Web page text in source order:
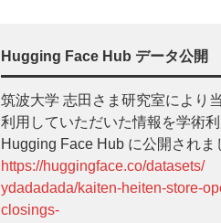
Hugging Face Hub データ公開
筑波大学 志田さま研究室により
利用していただいた情報を学術
Hugging Face Hub に公開されま
https://huggingface.co/datasets/
ydadadada/kaiten-heiten-store-
closings-